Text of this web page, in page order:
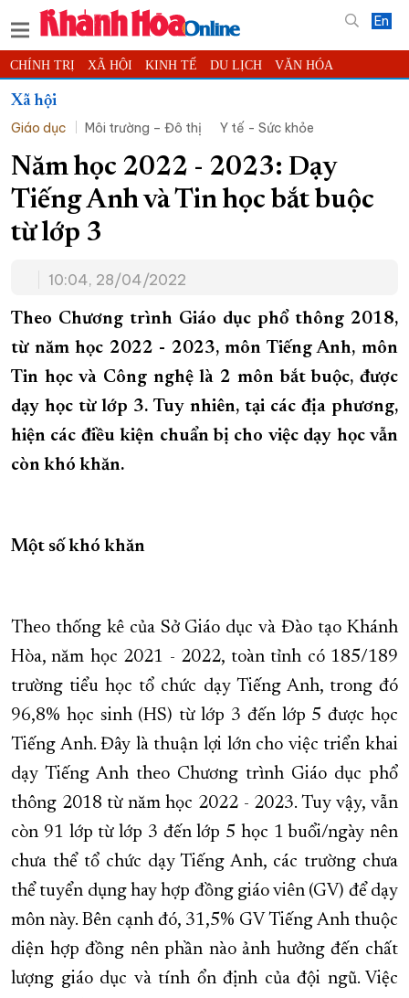
En
CHÍNH TRỊ XÃ HỘI KINH TẾ DU LỊCH VĂN HÓA
THỂ THAO
KHOA HỌC - CÔNG NGHỆ PHÁP LUẬT BẠN ĐỌC
THẾ GIỚI MULTIMEDIA VIDEO ĐỌC BÁO ONLINE
PODCAST THÔNG TIN - QUẢNG CÁO
QUY HOẠCH TỈNH KHÁNH HÒA
CHUNG TAY CẢI CÁCH HÀNH CHÍNH
XÂY DỰNG NÔNG THÔN MỚI LỊCH CẮT ĐIỆN
TÀU - XE - MÁY BAY
KỶ NIỆM 370 NĂM XÂY DỰNG VÀ PHÁT TRIỂN TỈNH KHÁNH HÒA
KHOẢNH KHẮC ĐẸP XỨ TRẦM
XÂY DỰNG KHÁNH HÒA TRỞ THÀNH THÀNH PHỐ TRỰC THUỘC
ĐẠI HỘI ĐẢNG CÁC CẤP
Xã hội
Giáo dục
Môi trường – Đô thị Y tế - Sức khỏe
Năm học 2022 - 2023: Dạy
Tiếng Anh và Tin học bắt buộc
từ lớp 3
10:04, 28/04/2022
Theo Chương trình Giáo dục phổ thông 2018,
từ năm học 2022 - 2023, môn Tiếng Anh, môn
Tin học và Công nghệ là 2 môn bắt buộc, được
dạy học từ lớp 3. Tuy nhiên, tại các địa phương,
hiện các điều kiện chuẩn bị cho việc dạy học vẫn
còn khó khăn.
Một số khó khăn
Theo thống kê của Sở Giáo dục và Đào tạo Khánh
Hòa, năm học 2021 - 2022, toàn tỉnh có 185/189
trường tiểu học tổ chức dạy Tiếng Anh, trong đó
96,8% học sinh (HS) từ lớp 3 đến lớp 5 được học
Tiếng Anh. Đây là thuận lợi lớn cho việc triển khai
dạy Tiếng Anh theo Chương trình Giáo dục phổ
thông 2018 từ năm học 2022 - 2023. Tuy vậy, vẫn
còn 91 lớp từ lớp 3 đến lớp 5 học 1 buổi/ngày nên
chưa thể tổ chức dạy Tiếng Anh, các trường chưa
thể tuyển dụng hay hợp đồng giáo viên (GV) để dạy
môn này. Bên cạnh đó, 31,5% GV Tiếng Anh thuộc
diện hợp đồng nên phần nào ảnh hưởng đến chất
lượng giáo dục và tính ổn định của đội ngũ. Việc